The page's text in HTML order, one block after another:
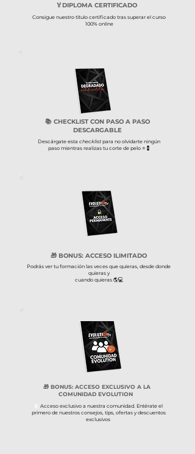
​🏅​DIPLOMA CERTIFICADO
Consigue nuestro título certificado tras superar el curso
100% online
📚 CHECKLIST CON PASO A PASO
DESCARGABLE
Descárgate esta checklist para no olvidarte ningún
paso mientras realizas tu corte de pelo ⭐​💈
🎁​ BONUS: ACCESO ILIMITADO
Podrás ver tu formación las veces que quieras, desde donde
quieras y
cuando quieras 🌎​💻​
🎁​ BONUS: ACCESO EXCLUSIVO A LA
COMUNIDAD EVOLUTION
​ Acceso exclusivo a nuestra comunidad. Entérate el
primero de nuestros consejos, tips, ofertas y descuentos
exclusivos